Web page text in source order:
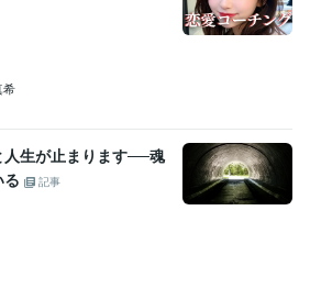
人生が止まります──魂
記事